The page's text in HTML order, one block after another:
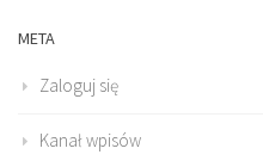
META
Zaloguj się
Kanał wpisów